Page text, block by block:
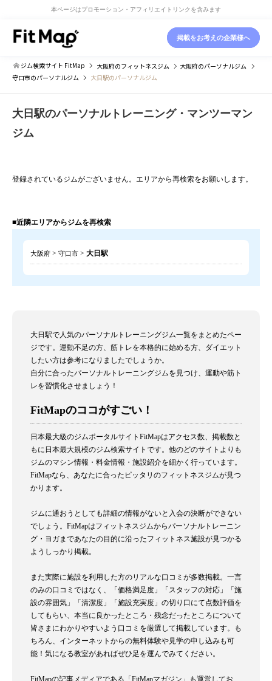
本ページはプロモーション・アフィリエイトリンクを含みます
掲載をお考えの企業様へ
ジム検索サイト FitMap 大阪府のフィットネスジム 大阪府のパーソナルジム
守口市のパーソナルジム 大日駅のパーソナルジム
大日駅のパーソナルトレーニング・マンツーマン
ジム
登録されているジムがございません。エリアから再検索をお願いします。
■近隣エリアからジムを再検索
大阪府 > 守口市 > 大日駅
大日駅で人気のパーソナルトレーニングジム一覧をまとめたペー
ジです。運動不足の方、筋トレを本格的に始める方、ダイエット
したい方は参考になりましたでしょうか。
自分に合ったパーソナルトレーニングジムを見つけ、運動や筋ト
レを習慣化させましょう！
FitMapのココがすごい！
日本最大級のジムポータルサイトFitMapはアクセス数、掲載数と
もに日本最大規模のジム検索サイトです。他のどのサイトよりも
ジムのマシン情報・料金情報・施設紹介を細かく行っています。
FitMapなら、あなたに合ったピッタリのフィットネスジムが見つ
かります。
ジムに通おうとしても詳細の情報がないと入会の決断ができない
でしょう。FitMapはフィットネスジムからパーソナルトレーニン
グ・ヨガまであなたの目的に沿ったフィットネス施設が見つかる
ようしっかり掲載。
また実際に施設を利用した方のリアルな口コミが多数掲載。一言
のみの口コミではなく、「価格満足度」「スタッフの対応」「施
設の雰囲気」「清潔度」「施設充実度」の切り口にて点数評価を
してもらい、本当に良かったところ・残念だったところについて
皆さまにわかりやすいよう口コミを厳選して掲載しています。も
ちろん、インターネットからの無料体験や見学の申し込みも可
能！気になる教室があればぜひ足を運んでみてください。
FitMapの記事メディアである「FitMapマガジン」も運営してお